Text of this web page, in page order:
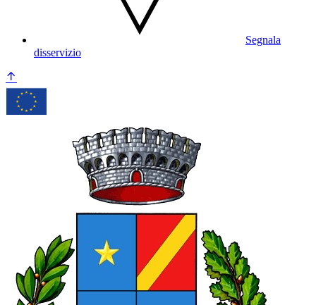
Segnala
disservizio